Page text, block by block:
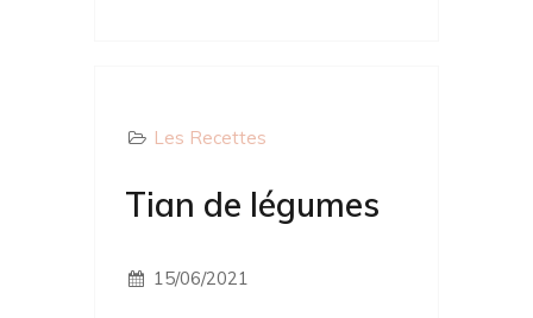
Les Recettes
Tian de légumes
15/06/2021